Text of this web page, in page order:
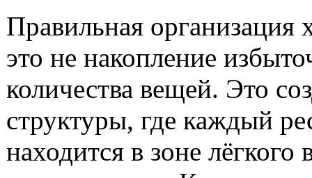
Правильная
это не накопление
количества вещей. Это
структуры, где каждый
находится в зоне лёгкого